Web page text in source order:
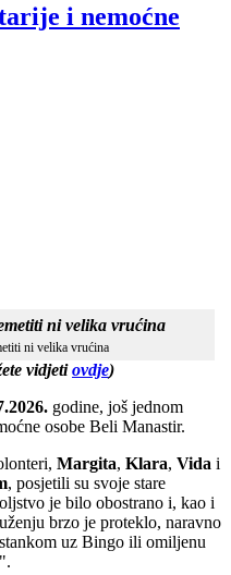
i nemoćne
ni velika vrućina
vidjetiovdje)
godine, još jednom
osobe Beli Manastir.
Margita, Klara, Vida i
, posjetili su svoje stare
je bilo obostrano i, kao i
brzo je proteklo, naravno
uz Bingo ili omiljenu